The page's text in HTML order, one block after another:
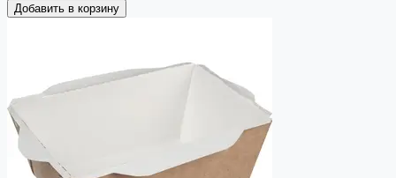
Добавить в корзину